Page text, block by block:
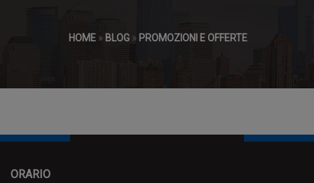
HOME » BLOG » PROMOZIONI E OFFERTE
ORARIO